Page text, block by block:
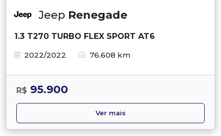
Jeep Renegade
1.3 T270 TURBO FLEX SPORT AT6
2022/2022
76.608 km
R$ 95.900
Ver mais